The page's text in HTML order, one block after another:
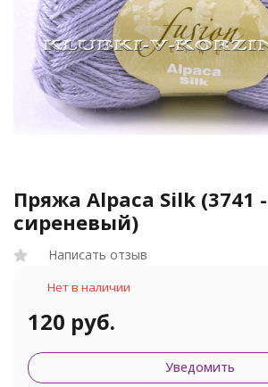
Пряжа Alpaca Silk (3741
сиреневый)
Написать отзыв
Нет в наличии
120 руб.
Уведомить